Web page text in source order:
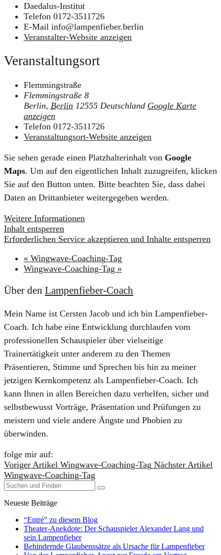
Daedalus-Institut
Telefon 0172-3511726
E-Mail info@lampenfieber.berlin
Veranstalter-Website anzeigen
Veranstaltungsort
Flemmingstraße
Flemmingstraße 8
Berlin, Berlin 12555 Deutschland Google Karte
anzeigen
Telefon 0172-3511726
Veranstaltungsort-Website anzeigen
Sie sehen gerade einen Platzhalterinhalt von Google
Maps. Um auf den eigentlichen Inhalt zuzugreifen, klicken
Sie auf den Button unten. Bitte beachten Sie, dass dabei
Daten an Drittanbieter weitergegeben werden.
Weitere Informationen
Inhalt entsperren
Erforderlichen Service akzeptieren und Inhalte entsperren
« Wingwave-Coaching-Tag
Wingwave-Coaching-Tag »
Über den Lampenfieber-Coach
Mein Name ist Cersten Jacob und ich bin Lampenfieber-
Coach. Ich habe eine Entwicklung durchlaufen vom
professionellen Schauspieler über vielseitige
Trainertätigkeit unter anderem zu den Themen
Präsentieren, Stimme und Sprechen bis hin zu meiner
jetzigen Kernkompetenz als Lampenfieber-Coach. Ich
kann Ihnen in allen Bereichen dazu verhelfen, sicher und
selbstbewusst Vorträge, Präsentation und Prüfungen zu
meistern und viele andere Ängste und Phobien zu
überwinden.
folge mir auf:
Voriger Artikel Wingwave-Coaching-Tag Nächster Artikel
Wingwave-Coaching-Tag
Neueste Beiträge
“Entré” zu diesem Blog
Theater-Anekdote: Der Schauspieler Alexander Lang und
sein Lampenfieber
Behindernde Glaubenssätze als Ursache für Lampenfieber